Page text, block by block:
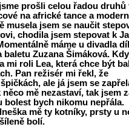
prošli celou řadou druhů
na africké tance a
musela jsem se naučit
chodila jsem stepovat k
máme u divadla
Zuzana Šimáková.
mi roli Lea, která chce být
Pan režisér mi řekl, že
ale já jsem se
mě nezastaví, tak jsem
bolest bych nikomu nepřála.
mě ty kotníky, prsty u
bolí.